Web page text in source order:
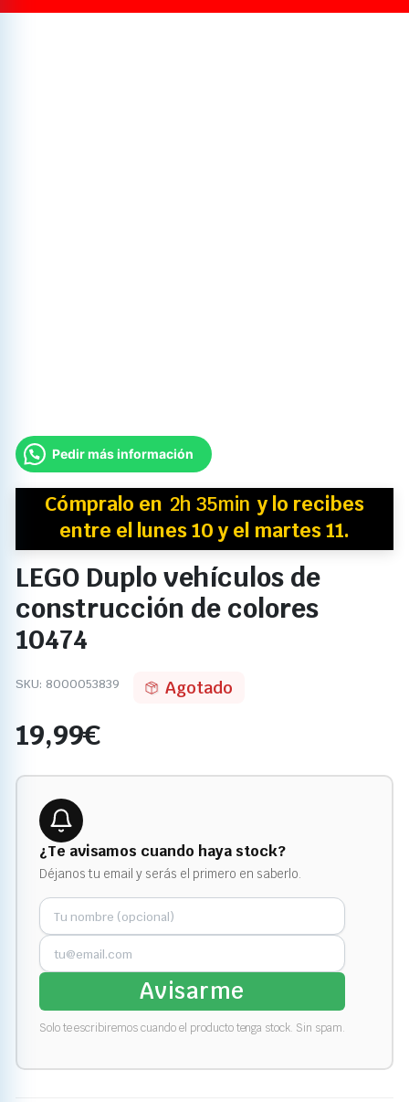
Pedir más información
Cómpralo en 2h 35min y lo recibes
entre el lunes 10 y el martes 11.
LEGO Duplo vehículos de
construcción de colores
10474
SKU: 8000053839 Agotado
19,99€
¿Te avisamos cuando haya stock?
Déjanos tu email y serás el primero en saberlo.
Avisarme
Solo te escribiremos cuando el producto tenga stock. Sin spam.